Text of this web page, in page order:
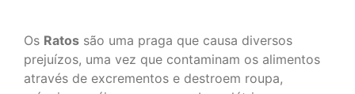
Os Ratos são uma praga que causa diversos
prejuízos, uma vez que contaminam os alimentos
através de excrementos e destroem roupa,